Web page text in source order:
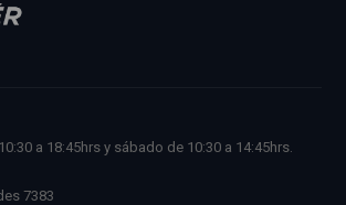
a 18:45hrs y sábado de 10:30 a 14:45hrs.
7383